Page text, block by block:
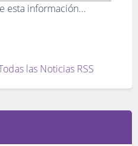
esta información...
las Noticias RSS